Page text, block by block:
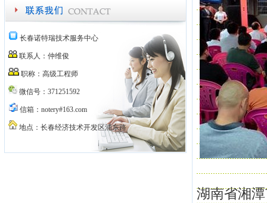
长春诺特瑞技术服务中心
联系人：仲维俊
职称：高级工程师
微信号：371251592
信箱：notery#163.com
地点：长春经济技术开发区浦东路
湖南省湘